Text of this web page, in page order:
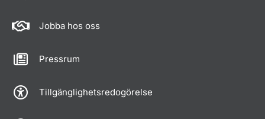
Jobba hos oss
Pressrum
Tillgänglighetsredogörelse